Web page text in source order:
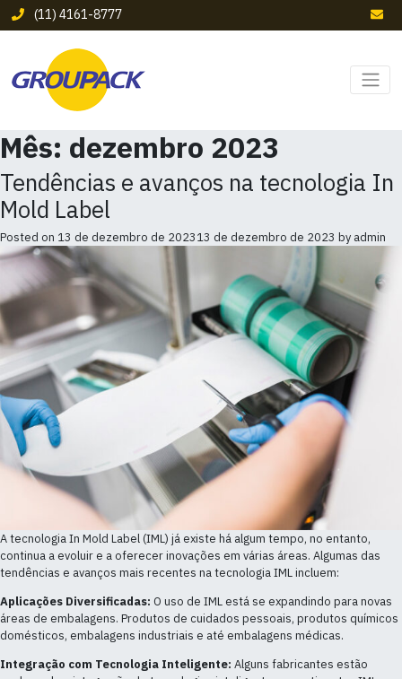
(11) 4161-8777
Mês: dezembro 2023
Tendências e avanços na tecnologia In
Mold Label
Posted on 13 de dezembro de 202313 de dezembro de 2023 by admin
A tecnologia In Mold Label (IML) já existe há algum tempo, no entanto,
continua a evoluir e a oferecer inovações em várias áreas. Algumas das
tendências e avanços mais recentes na tecnologia IML incluem:
Aplicações Diversificadas: O uso de IML está se expandindo para novas
áreas de embalagens. Produtos de cuidados pessoais, produtos químicos
domésticos, embalagens industriais e até embalagens médicas.
Integração com Tecnologia Inteligente: Alguns fabricantes estão